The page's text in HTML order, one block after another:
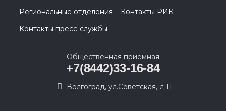
Региональные отделения
Контакты РИК
Контакты пресс-службы
Общественная приемная
+7(8442)33-16-84
Волгоград, ул.Советская, д.11